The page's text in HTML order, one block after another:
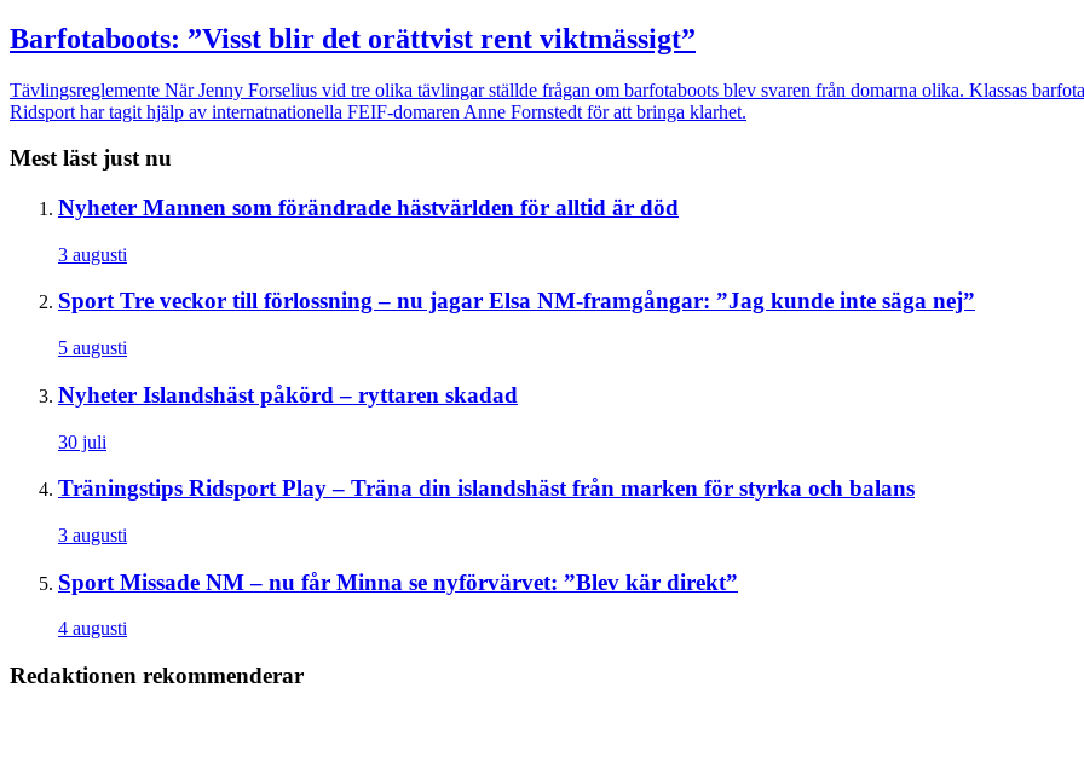
Barfotaboots: ”Visst blir det orättvist rent viktmässigt”
Tävlingsreglemente När Jenny Forselius vid tre olika tävlingar ställde frågan om barfotaboots blev svaren från domarna olika. Klassas
Ridsport har tagit hjälp av internatnationella FEIF-domaren Anne Fornstedt för att bringa klarhet.
Mest läst just nu
Nyheter Mannen som förändrade hästvärlden för alltid är död
3 augusti
SportTre veckor till förlossning – nu jagar Elsa NM-framgångar: ”Jag kunde inte säga nej”
5 augusti
Nyheter Islandshäst påkörd – ryttaren skadad
30 juli
Träningstips Ridsport Play – Träna din islandshäst från marken för styrka och balans
3 augusti
Sport Missade NM – nu får Minna se nyförvärvet: ”Blev kär direkt”
4 augusti
Redaktionen rekommenderar